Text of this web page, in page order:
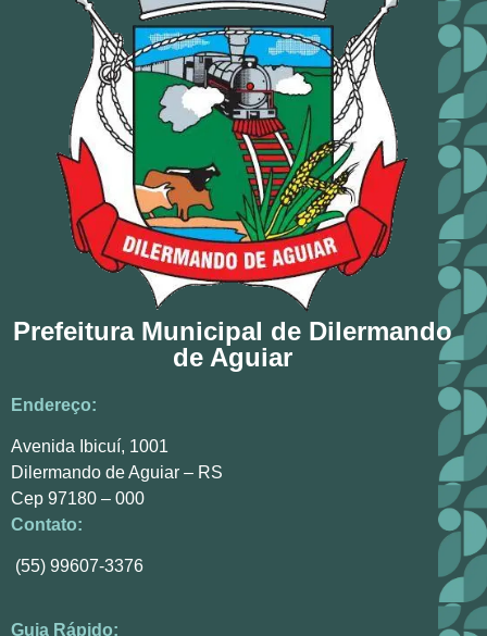
Prefeitura Municipal de Dilermando
de Aguiar
Endereço:
Avenida Ibicuí, 1001
Dilermando de Aguiar – RS
Cep 97180 – 000
Contato:
(55) 99607-3376
Guia Rápido: